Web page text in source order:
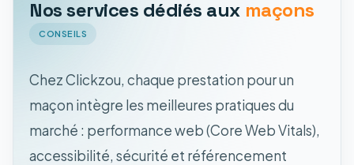
Nos services dédiés aux maçons
CONSEILS
Chez Clickzou, chaque prestation pour un
maçon intègre les meilleures pratiques du
marché : performance web (Core Web Vitals),
accessibilité, sécurité et référencement